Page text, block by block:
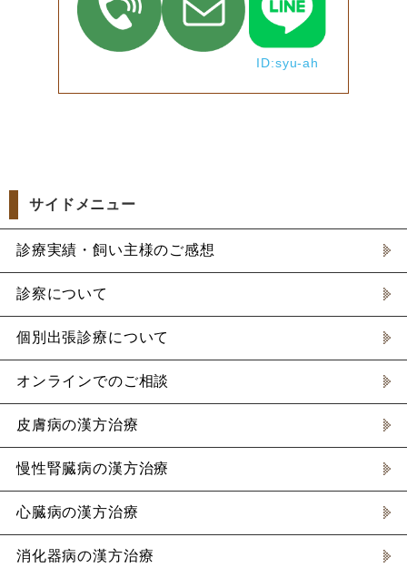
ID:syu-ah
サイドメニュー
診療実績・飼い主様のご感想
診察について
個別出張診療について
オンラインでのご相談
皮膚病の漢方治療
慢性腎臓病の漢方治療
心臓病の漢方治療
消化器病の漢方治療